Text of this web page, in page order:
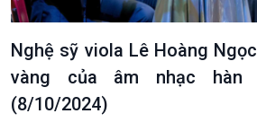
Nghệ sỹ viola Lê Hoàng
vàng của âm nhạc hàn
(8/10/2024)